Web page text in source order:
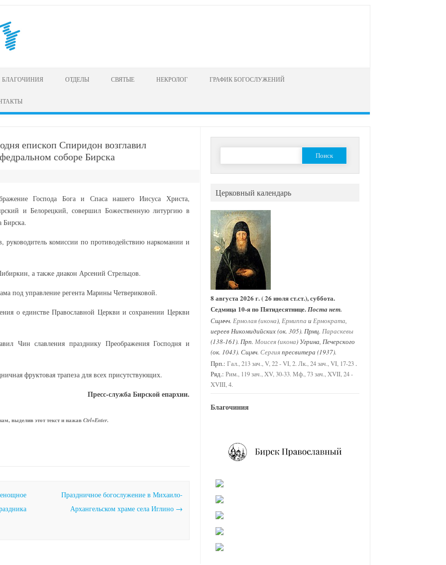
БЛАГОЧИНИЯ ОТДЕЛЫ СВЯТЫЕ НЕКРОЛОГ ГРАФИК БОГОСЛУЖЕНИЙ
епископ Спиридон возглавил
соборе Бирска
Господа Бога и Спаса нашего Иисуса Христа,
и Белорецкий, совершил Божественную литургию в
Бирска.
комиссии по противодействию наркомании и
а также диакон Арсений Стрельцов.
под управление регента Марины Четвериковой.
о единстве Православной Церкви и сохранении Церкви
Чин славления празднику Преображения Господня и
фруктовая трапеза для всех присутствующих.
Пресс-служба Бирской епархии.
выделив этот текст и нажавCtrl+Enter.
Праздничное богослужение в Михаило-
Архангельском храме села Иглино →
Найти:
Церковный календарь
8 августа 2026 г. ( 26 июля ст.ст.), суббота.
Седмица 10-я по Пятидесятнице.Поста нет.
Сщмчч.Ермолая(икона),Ермиппа иЕрмократа,
иереев Никомидийских (ок. 305). Прмц.Параскевы
(138-161). Прп.Моисея(икона) Угрина, Печерского
(ок. 1043). Сщмч.Сергияпресвитера (1937).
Прп.:Гал., 213 зач., V, 22 - VI, 2. Лк., 24 зач., VI, 17-23 .
Ряд.:Рим., 119 зач., XV, 30-33. Мф., 73 зач., XVII, 24 -
XVIII, 4.
Благочиния